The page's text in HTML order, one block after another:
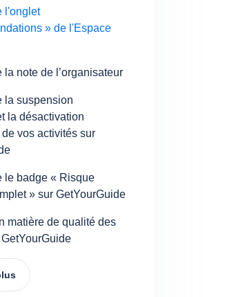
l'onglet
» de l'Espace
la note de l’organisateur
la suspension
la désactivation
vos activités sur
le badge « Risque
» sur GetYourGuide
matière de qualité des